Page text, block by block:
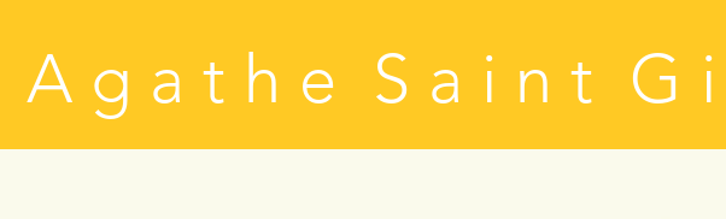
A g a t h e S a i n t G i